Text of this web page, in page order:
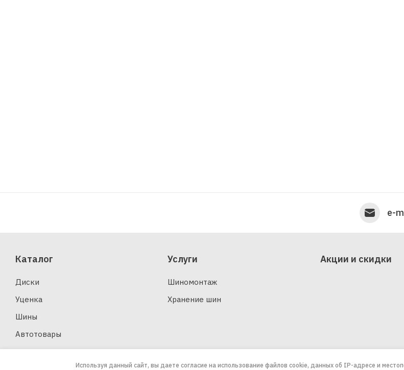
e-
Каталог
Диски
Уценка
Шины
Автотовары
Услуги
Шиномонтаж
Хранение шин
Акции и скидки
Используя данный сайт, вы даете согласие на использование файлов cookie, данных об IP-адресе и